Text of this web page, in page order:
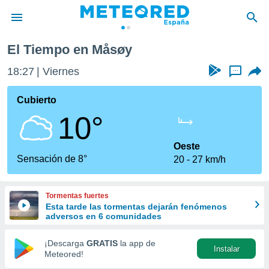
de
por
se
calidad.
a este
las
y
forma
digital
basada
El Tiempo en Måsøy
18:27 Viernes ...
Cubierto
10°
Sensación de 8°
Oeste
20
27 km/h
Tormentas fuertes
Esta tarde las tormentas dejarán fenómenos
adversos en 6 comunidades
¡Descarga GRATIS la app de
Meteored!
Instalar